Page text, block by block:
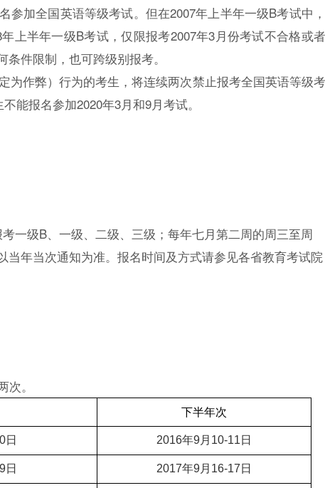
加全国英语等级考试。但在2007年上半年一级B考试中，
上半年一级B考试，仅限报考2007年3月份考试不合格或者
件限制，也可跨级别报考。
为作弊）行为的考生，将连续两次禁止报考全国英语等级考
能报名参加2020年3月和9月考试。
一级B、一级、二级、三级；每年七月第二周的周三至周
年当次通知为准。报名时间及方式请参见各省教育考试院
。
下半年次
日 2016年9月10-11日
日 2017年9月16-17日